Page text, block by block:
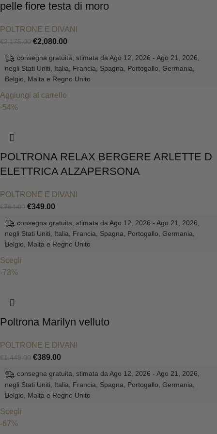
pelle fiore testa di moro
POLTRONE E DIVANI
€2,175.00 €2,080.00
consegna gratuita, stimata da Ago 12, 2026 - Ago 21, 2026,
negli Stati Uniti, Italia, Francia, Spagna, Portogallo, Germania,
Belgio, Malta e Regno Unito
Aggiungi al carrello
-54%
POLTRONA RELAX BERGERE ARLETTE D
ELETTRICA ALZAPERSONA
POLTRONE E DIVANI
€764.00 €349.00
consegna gratuita, stimata da Ago 12, 2026 - Ago 21, 2026,
negli Stati Uniti, Italia, Francia, Spagna, Portogallo, Germania,
Belgio, Malta e Regno Unito
Scegli
-73%
Poltrona Marilyn velluto
POLTRONE E DIVANI
€1,449.00 €389.00
consegna gratuita, stimata da Ago 12, 2026 - Ago 21, 2026,
negli Stati Uniti, Italia, Francia, Spagna, Portogallo, Germania,
Belgio, Malta e Regno Unito
Scegli
-67%